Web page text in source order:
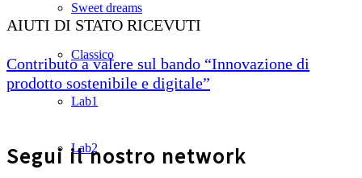
Sweet dreams
Classico
Lab1
Lab2
AIUTI DI STATO RICEVUTI
Contributo a valere sul bando “Innovazione di
prodotto sostenibile e digitale”
Segui il nostro network